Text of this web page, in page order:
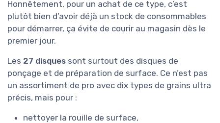
Honnêtement, pour un achat de ce type, c’est
plutôt bien d’avoir déjà un stock de consommables
pour démarrer, ça évite de courir au magasin dès le
premier jour.
Les 27 disques sont surtout des disques de
ponçage et de préparation de surface. Ce n’est pas
un assortiment de pro avec dix types de grains ultra
précis, mais pour :
nettoyer la rouille de surface,